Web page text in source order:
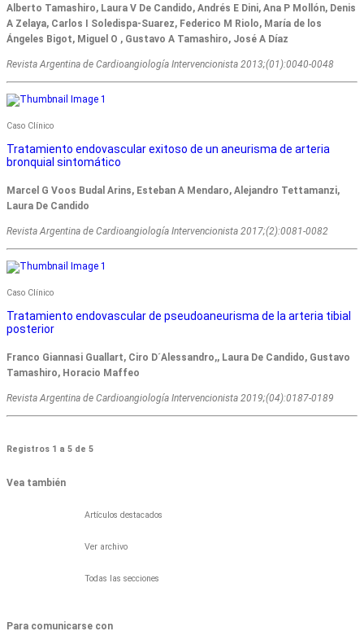
Alberto Tamashiro, Laura V De Candido, Andrés E Dini, Ana P Mollón, Denis
A Zelaya, Carlos I Soledispa-Suarez, Federico M Riolo, María de los
Ángeles Bigot, Miguel O , Gustavo A Tamashiro, José A Díaz
Revista Argentina de Cardioangiologí­a Intervencionista 2013;(01):0040-0048
Caso Clínico
Tratamiento endovascular exitoso de un aneurisma de arteria
bronquial sintomático
Marcel G Voos Budal Arins, Esteban A Mendaro, Alejandro Tettamanzi,
Laura De Candido
Revista Argentina de Cardioangiologí­a Intervencionista 2017;(2):0081-0082
Caso Clínico
Tratamiento endovascular de pseudoaneurisma de la arteria tibial
posterior
Franco Giannasi Guallart, Ciro D´Alessandro,, Laura De Candido, Gustavo
Tamashiro, Horacio Maffeo
Revista Argentina de Cardioangiologí­a Intervencionista 2019;(04):0187-0189
Registros 1 a 5 de 5
Vea también
Artículos destacados
Ver archivo
Todas las secciones
Para comunicarse con